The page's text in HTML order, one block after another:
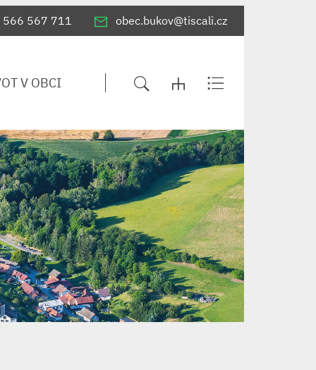
566 567 711 obec.bukov@tiscali.cz
V OBCI